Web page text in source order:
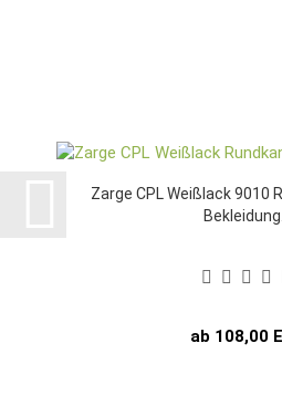
Zarge CPL Weißlack 9010
Bekleidung...
ab 108,00